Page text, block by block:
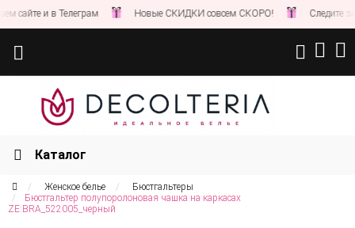
и в Телеграм Новые СКИДКИ совсем СКОРО! Следите за
Каталог
Женское белье
Бюстгальтеры
Бюстгальтер полупоролоновая чашка на каркасах
ZE:BRA_522005_черный